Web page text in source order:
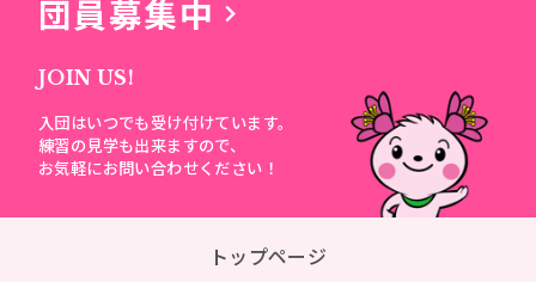
団員募集中
JOIN US!
入団はいつでも受け付けています。
練習の見学も出来ますので、
お気軽にお問い合わせください！
トップページ